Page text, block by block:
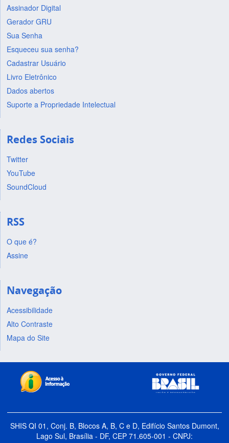
Assinador Digital
Gerador GRU
Sua Senha
Esqueceu sua senha?
Cadastrar Usuário
Livro Eletrônico
Dados abertos
Suporte a Propriedade Intelectual
Redes Sociais
Twitter
YouTube
SoundCloud
RSS
O que é?
Assine
Navegação
Acessibilidade
Alto Contraste
Mapa do Site
SHIS QI 01, Conj. B, Blocos A, B, C e D, Edifício Santos Dumont,
Lago Sul, Brasília - DF, CEP 71.605-001 - CNPJ: